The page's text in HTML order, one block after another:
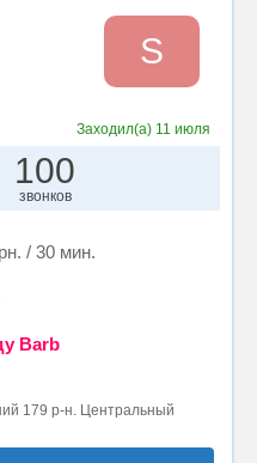
S
Заходил(а) 11 июля
100
звонков
/ 30 мин.
Barb
179 р-н. Центральный